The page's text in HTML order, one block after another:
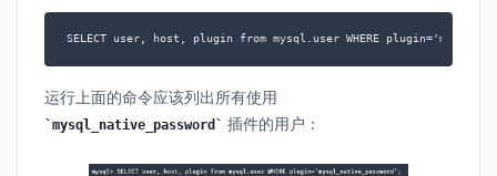
SELECT user, host, plugin from mysql.user WHERE
运行上面的命令应该列出所有使用
mysql_native_password 插件的用户：